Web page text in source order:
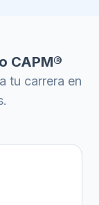
CAPM®
tu carrera en